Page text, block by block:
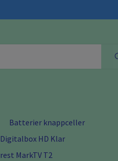
Batterier knappceller
HD Klar
MarkTV T2